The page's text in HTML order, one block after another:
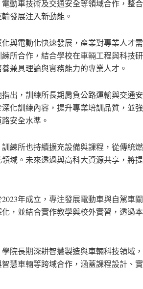
動車技術及交通安全等領域合作，整
發展注入新動能。
與電動化快速發展，產業對專業人才
所合作，結合學校在車輛工程與科技
兼具理論與實務能力的專業人才。
出，訓練所長期肩負公路運輸與交通
化訓練內容，提升專業培訓品質，並
安全水準。
練所也持續擴充設備與課程，從傳統
域。未來透過與高科大資源共享，將
年成立，專注發展電動車與自駕車
，並結合實作教學與校外實習，透過
院長期深耕智慧製造與車輛科技領域
慧車輛等跨域合作，涵蓋課程設計、